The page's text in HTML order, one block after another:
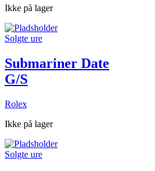
Ikke på lager
Solgte ure
Submariner Date
G/S
Rolex
Ikke på lager
Solgte ure